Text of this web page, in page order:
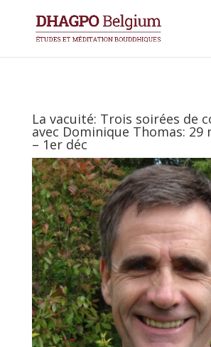
La vacuité: Trois soirées de
avec Dominique Thomas: 29
– 1er déc